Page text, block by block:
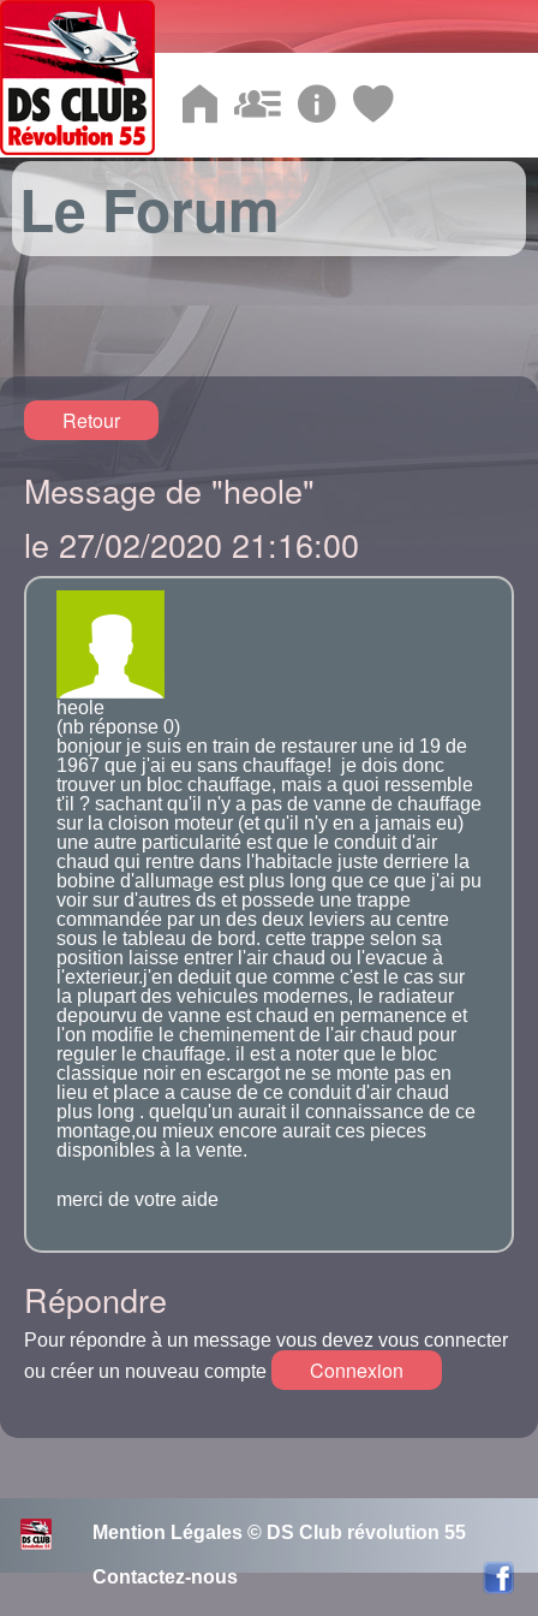
Le Forum
Retour
Message de "heole"
le 27/02/2020 21:16:00
heole
(nb réponse 0)
bonjour je suis en train de restaurer une id 19 de
1967 que j'ai eu sans chauffage! je dois donc
trouver un bloc chauffage, mais a quoi ressemble
t'il ? sachant qu'il n'y a pas de vanne de chauffage
sur la cloison moteur (et qu'il n'y en a jamais eu)
une autre particularité est que le conduit d'air
chaud qui rentre dans l'habitacle juste derriere la
bobine d'allumage est plus long que ce que j'ai pu
voir sur d'autres ds et possede une trappe
commandée par un des deux leviers au centre
sous le tableau de bord. cette trappe selon sa
position laisse entrer l'air chaud ou l'evacue à
l'exterieur.j'en deduit que comme c'est le cas sur
la plupart des vehicules modernes, le radiateur
depourvu de vanne est chaud en permanence et
l'on modifie le cheminement de l'air chaud pour
reguler le chauffage. il est a noter que le bloc
classique noir en escargot ne se monte pas en
lieu et place a cause de ce conduit d'air chaud
plus long . quelqu'un aurait il connaissance de ce
montage,ou mieux encore aurait ces pieces
disponibles à la vente.
merci de votre aide
Répondre
Pour répondre à un message vous devez vous connecter
ou créer un nouveau compte
Connexion
Mention Légales © DS Club révolution 55
Contactez-nous